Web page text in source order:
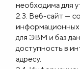
необходима для
2.3. Веб-сайт —
информационных
для ЭВМ и баз
доступность в
адресу.